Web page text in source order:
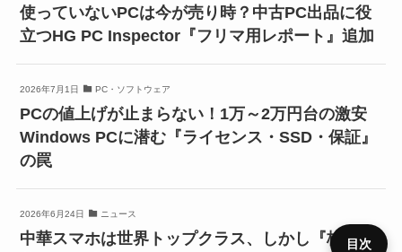
使っていないPCは今が売り時？中古PC出品に役
立つHG PC Inspector『フリマ用レポート』追加
2026年7月1日 PC・ソフトウェア
PCの値上げが止まらない！1万～2万円台の激安
Windows PCに潜む『ライセンス・SSD・保証』
の罠
2026年6月24日 ニュース
中華スマホは世界トップクラス、しかし『格安中
目次